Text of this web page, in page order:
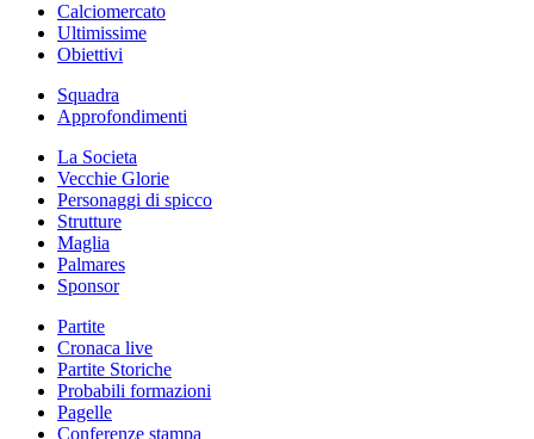
Calciomercato
Ultimissime
Obiettivi
Squadra
Approfondimenti
La Societa
Vecchie Glorie
Personaggi di spicco
Strutture
Maglia
Palmares
Sponsor
Partite
Cronaca live
Partite Storiche
Probabili formazioni
Pagelle
Conferenze stampa